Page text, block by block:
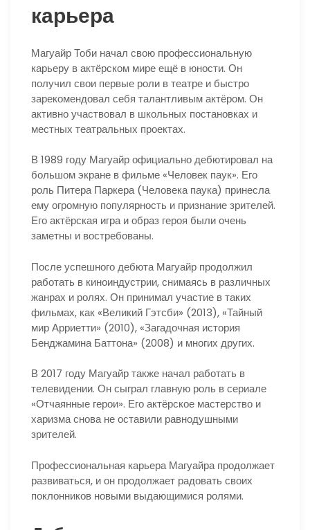
карьера
Магуайр Тоби начал свою профессиональную
карьеру в актёрском мире ещё в юности. Он
получил свои первые роли в театре и быстро
зарекомендовал себя талантливым актёром. Он
активно участвовал в школьных постановках и
местных театральных проектах.
В 1989 году Магуайр официально дебютировал на
большом экране в фильме «Человек паук». Его
роль Питера Паркера (Человека паука) принесла
ему огромную популярность и признание зрителей.
Его актёрская игра и образ героя были очень
заметны и востребованы.
После успешного дебюта Магуайр продолжил
работать в киноиндустрии, снимаясь в различных
жанрах и ролях. Он принимал участие в таких
фильмах, как «Великий Гэтсби» (2013), «Тайный
мир Арриетти» (2010), «Загадочная история
Бенджамина Баттона» (2008) и многих других.
В 2017 году Магуайр также начал работать в
телевидении. Он сыграл главную роль в сериале
«Отчаянные герои». Его актёрское мастерство и
харизма снова не оставили равнодушными
зрителей.
Профессиональная карьера Магуайра продолжает
развиваться, и он продолжает радовать своих
поклонников новыми выдающимися ролями.